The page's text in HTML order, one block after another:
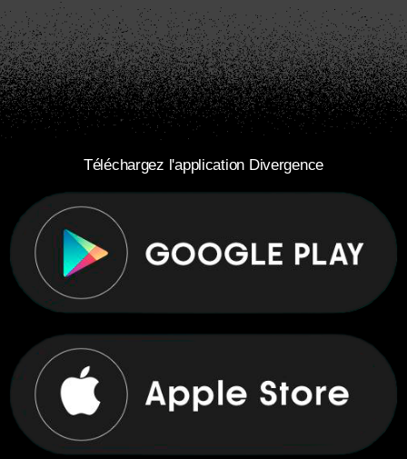
Téléchargez l'application Divergence